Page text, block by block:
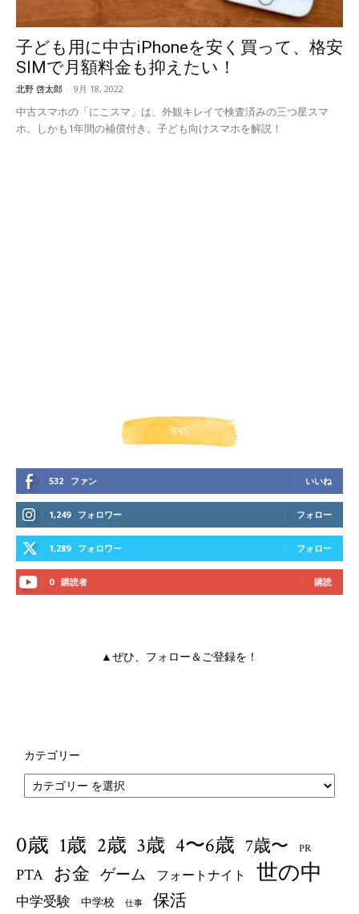
子ども用に中古iPhoneを安く買って、格安
SIMで月額料金も抑えたい！
北野 啓太郎 - 9月 18, 2022
中古スマホの「にこスマ」は、外観キレイで検査済みの三つ星スマ
ホ。しかも1年間の補償付き。子ども向けスマホを解説！
SNS
532 ファン いいね
1,249 フォロワー フォロー
1,289 フォロワー フォロー
0 購読者 購読
▲ぜひ、フォロー＆ご登録を！
カテゴリー
0歳 1歳 2歳 3歳 4〜6歳 7歳〜 PR
PTA お金 ゲーム フォートナイト 世の中
中学受験 中学校 仕事 保活